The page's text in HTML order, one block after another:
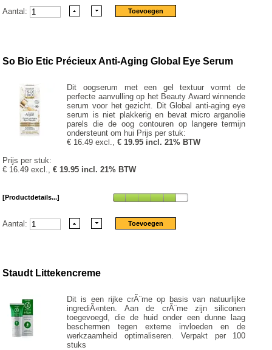
Aantal:
So Bio Etic Précieux Anti-Aging Global Eye Serum
Dit oogserum met een gel textuur vormt de
perfecte aanvulling op het Beauty Award winnende
serum voor het gezicht. Dit Global anti-aging eye
serum is niet plakkerig en bevat micro arganolie
parels die de oog contouren op langere termijn
ondersteunt om hui Prijs per stuk:
€ 16.49 excl.,€ 19.95 incl. 21% BTW
Prijs per stuk:
€ 16.49 excl.,€ 19.95 incl. 21% BTW
[Productdetails...]
Aantal:
Staudt Littekencreme
Dit is een rijke crÃ¨me op basis van natuurlijke
ingrediÃ«nten. Aan de crÃ¨me zijn siliconen
toegevoegd, die de huid onder een dunne laag
beschermen tegen externe invloeden en de
werkzaamheid optimaliseren. Verpakt per 100
stuks